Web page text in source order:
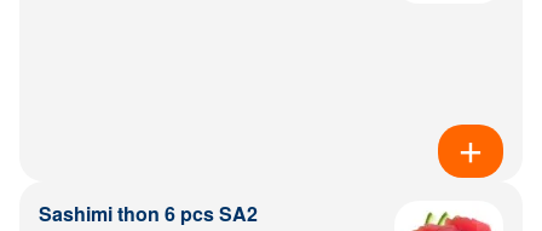
Sashimi thon 6 pcs SA2